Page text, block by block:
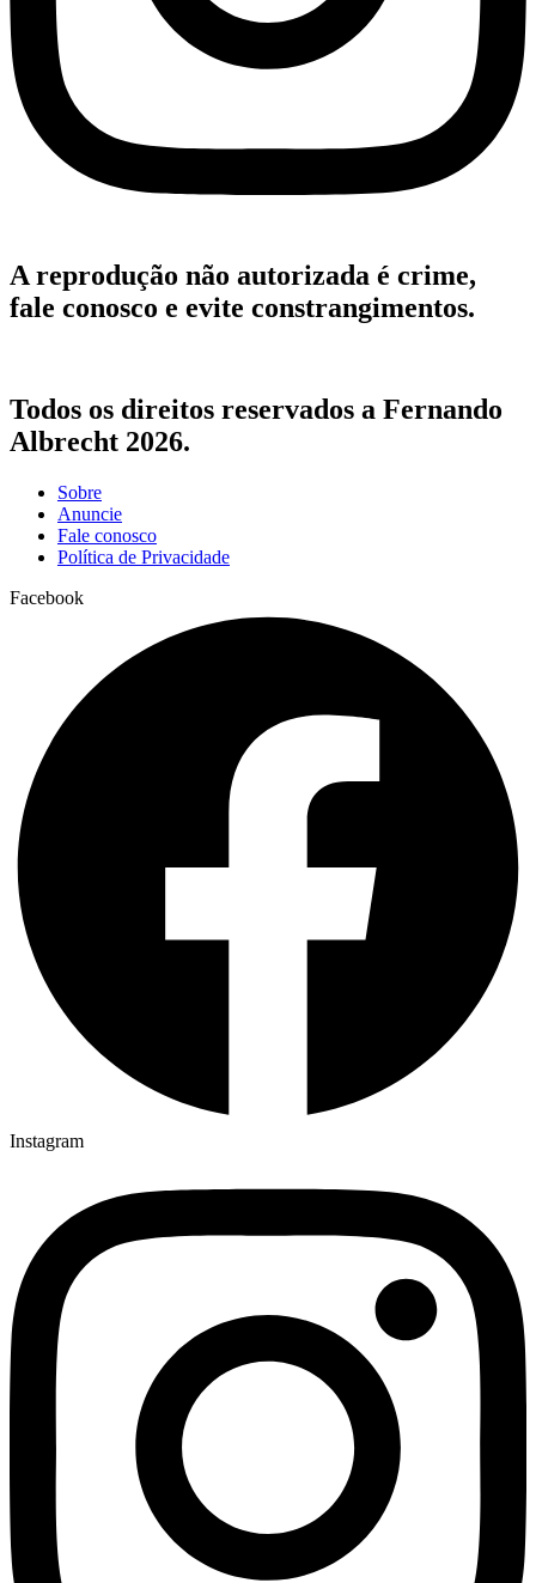
A reprodução não autorizada é crime,
fale conosco e evite constrangimentos.
Todos os direitos reservados a Fernando
Albrecht 2026.
Sobre
Anuncie
Fale conosco
Política de Privacidade
Facebook
Instagram